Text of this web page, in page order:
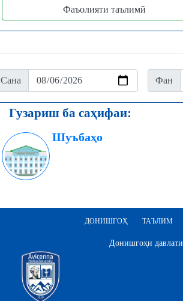
Фаъолияти таълимӣ
Сана Фан
Гузариш ба саҳифаи:
Шуъбаҳо
ДОНИШГОҲ ТАЪЛИМ
Донишгоҳи